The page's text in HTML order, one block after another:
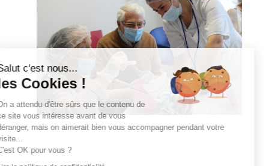
Salut c'est nous...
les Cookies !
On a attendu d'être sûrs que le contenu de
ce site vous intéresse avant de vous
déranger, mais on aimerait bien vous accompagner pendant votre
visite...
C'est OK pour vous ?